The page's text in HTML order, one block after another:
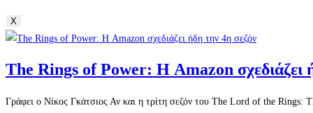
X
The Rings of Power: Η Amazon σχεδιάζει
Γράφει ο Νίκος Γκάτσιος Αν και η τρίτη σεζόν του The Lord of the Rings: